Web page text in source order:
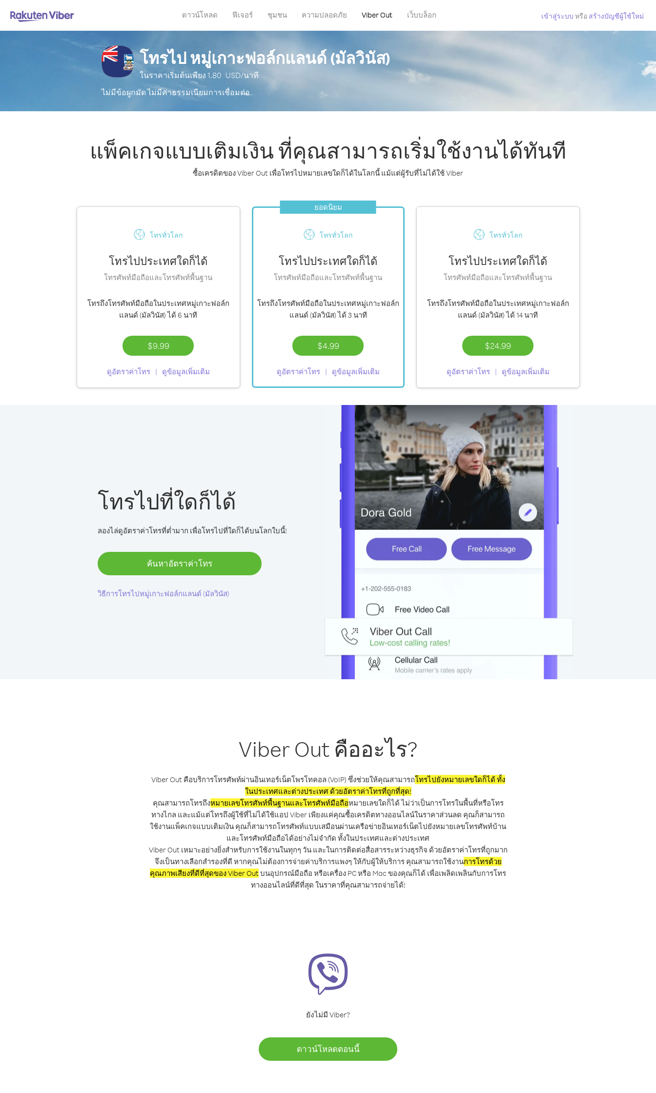
ดาวน์โหลด ฟีเจอร์ ชุมชน ความปลอดภัย Viber Out เว็บบล็อก เข้าสู่ระบบ หรือ สร้างบัญชีผู้ใช้ใหม่
โทรไป หมู่เกาะฟอล์กแลนด์ (มัลวินัส)
ในราคาเริ่มต้นเพียง 1.80 USD/นาที
ไม่มีข้อผูกมัด ไม่มีค่าธรรมเนียมการเชื่อมต่อ
แพ็คเกจแบบเติมเงิน ที่คุณสามารถเริ่มใช้งานได้ทันที
ซื้อเครดิตของ Viber Out เพื่อโทรไปหมายเลขใดก็ได้ในโลกนี้ แม้แต่ผู้รับที่ไม่ได้ใช้ Viber
โทรทั่วโลก
โทรไปประเทศใดก็ได้
โทรศัพท์มือถือและโทรศัพท์พื้นฐาน
โทรถึงโทรศัพท์มือถือในประเทศหมู่เกาะฟอล์ก
แลนด์ (มัลวินัส) ได้6 นาที
$9.99
ดูอัตราค่าโทร ดูข้อมูลเพิ่มเติม
ยอดนิยม
โทรทั่วโลก
โทรไปประเทศใดก็ได้
โทรศัพท์มือถือและโทรศัพท์พื้นฐาน
โทรถึงโทรศัพท์มือถือในประเทศหมู่เกาะฟอล์ก
แลนด์ (มัลวินัส) ได้3 นาที
$4.99
ดูอัตราค่าโทร ดูข้อมูลเพิ่มเติม
โทรทั่วโลก
โทรไปประเทศใดก็ได้
โทรศัพท์มือถือและโทรศัพท์พื้นฐาน
โทรถึงโทรศัพท์มือถือในประเทศหมู่เกาะฟอล์ก
แลนด์ (มัลวินัส) ได้14 นาที
$24.99
ดูอัตราค่าโทร ดูข้อมูลเพิ่มเติม
โทรไปที่ใดก็ได้
ลองไล่ดูอัตราค่าโทรที่ต่ำมาก เพื่อโทรไปที่ใดก็ได้บนโลกใบนี้!
ค้นหาอัตราค่าโทร
วิธีการโทรไปหมู่เกาะฟอล์กแลนด์ (มัลวินัส)
Viber Out คืออะไร?
Viber Out คือบริการโทรศัพท์ผ่านอินเทอร์เน็ตโพรโทคอล (VoIP) ซึ่งช่วยให้คุณสามารถโทรไปยังหมายเลขใดก็ได้ ทั้ง
ในประเทศและต่างประเทศ ด้วยอัตราค่าโทรที่ถูกที่สุด!
คุณสามารถโทรถึงหมายเลขโทรศัพท์พื้นฐานและโทรศัพท์มือถือหมายเลขใดก็ได้ ไม่ว่าเป็นการโทรในพื้นที่หรือโทร
ทางไกล และแม้แต่โทรถึงผู้ใช้ที่ไม่ได้ใช้แอป Viber เพียงแค่คุณซื้อเครดิตทางออนไลน์ในราคาส่วนลด คุณก็สามารถ
ใช้งานแพ็คเกจแบบเติมเงิน คุณก็สามารถโทรศัพท์แบบเสมือนผ่านเครือข่ายอินเทอร์เน็ตไปยังหมายเลขโทรศัพท์บ้าน
และโทรศัพท์มือถือได้อย่างไม่จำกัด ทั้งในประเทศและต่างประเทศ
Viber Out เหมาะอย่างยิ่งสำหรับการใช้งานในทุกๆ วัน และในการติดต่อสื่อสารระหว่างธุรกิจ ด้วยอัตราค่าโทรที่ถูกมาก
จึงเป็นทางเลือกสำรองที่ดี หากคุณไม่ต้องการจ่ายค่าบริการแพงๆ ให้กับผู้ให้บริการ คุณสามารถใช้งานการโทรด้วย
คุณภาพเสียงที่ดีที่สุดของ Viber Outบนอุปกรณ์มือถือ หรือเครื่อง PC หรือ Mac ของคุณก็ได้ เพื่อเพลิดเพลินกับการโทร
ทางออนไลน์ที่ดีที่สุด ในราคาที่คุณสามารถจ่ายได้!
ยังไม่มี Viber?
ดาวน์โหลดตอนนี้